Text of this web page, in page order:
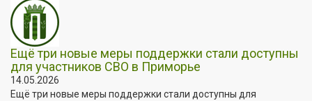
Ещё три новые меры поддержки стали доступны
для участников СВО в Приморье
14.05.2026
Ещё три новые меры поддержки стали доступны для